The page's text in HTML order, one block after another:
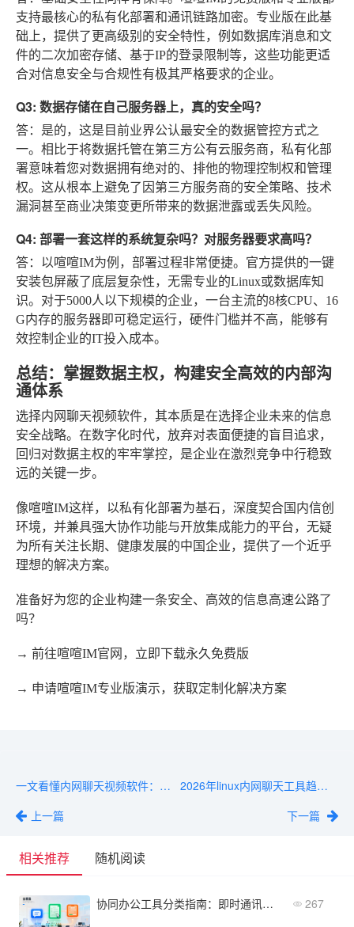
支持最核心的私有化部署和通讯链路加密。专业版在此基
础上，提供了更高级别的安全特性，例如数据库消息和文
件的二次加密存储、基于IP的登录限制等，这些功能更适
合对信息安全与合规性有极其严格要求的企业。
Q3: 数据存储在自己服务器上，真的安全吗？
答：是的，这是目前业界公认最安全的数据管控方式之
一。相比于将数据托管在第三方公有云服务商，私有化部
署意味着您对数据拥有绝对的、排他的物理控制权和管理
权。这从根本上避免了因第三方服务商的安全策略、技术
漏洞甚至商业决策变更所带来的数据泄露或丢失风险。
Q4: 部署一套这样的系统复杂吗？对服务器要求高吗？
答：以喧喧IM为例，部署过程非常便捷。官方提供的一键
安装包屏蔽了底层复杂性，无需专业的Linux或数据库知
识。对于5000人以下规模的企业，一台主流的8核CPU、16
G内存的服务器即可稳定运行，硬件门槛并不高，能够有
效控制企业的IT投入成本。
总结：掌握数据主权，构建安全高效的内部沟
通体系
选择内网聊天视频软件，其本质是在选择企业未来的信息
安全战略。在数字化时代，放弃对表面便捷的盲目追求，
回归对数据主权的牢牢掌控，是企业在激烈竞争中行稳致
远的关键一步。
像喧喧IM这样，以私有化部署为基石，深度契合国内信创
环境，并兼具强大协作功能与开放集成能力的平台，无疑
为所有关注长期、健康发展的中国企业，提供了一个近乎
理想的解决方案。
准备好为您的企业构建一条安全、高效的信息高速公路了
吗？
→ 前往喧喧IM官网，立即下载永久免费版
→ 申请喧喧IM专业版演示，获取定制化解决方案
一文看懂内网聊天视频软件：核心功能与部署注意事项
上一篇
2026年linux内网聊天工具趋势：私有化与AI集成成重点
下一篇
相关推荐 随机阅读
协同办公工具分类指南：即时通讯、文档协作、任务管理全覆盖 267